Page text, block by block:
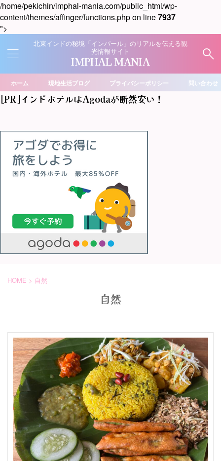
/home/pekichin/imphal-mania.com/public_html/wp-
content/themes/affinger/functions.php on line7937
">
北東インドの秘境「インパール」のリアルを伝える観
光情報サイト
IMPHAL MANIA
ホーム 現地生活ブログ プライバシーポリシー 問い合わせ
[PR]インドホテルはAgodaが断然安い！
HOME > 自然
自然